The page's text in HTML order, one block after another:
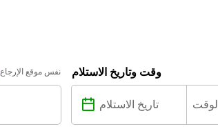
نفس موقع الإرجاع وقت وتاريخ الاستلام